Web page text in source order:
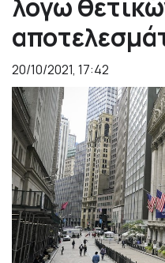
λόγω
20/10/2021, 17:42